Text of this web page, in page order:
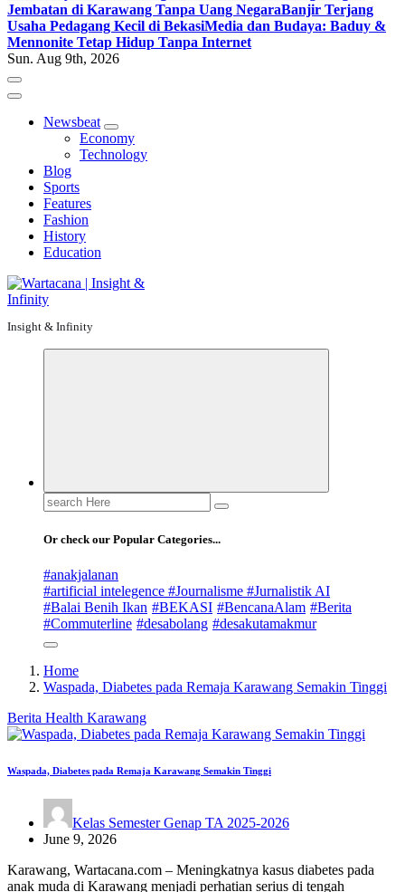
Jembatan di Karawang Tanpa Uang NegaraBanjir Terjang
Usaha Pedagang Kecil di BekasiMedia dan Budaya: Baduy &
Mennonite Tetap Hidup Tanpa Internet
Sun. Aug 9th, 2026
Newsbeat
Economy
Technology
Blog
Sports
Features
Fashion
History
Education
Insight & Infinity
Search
for:
Or check our Popular Categories...
#anakjalanan
#artificial intelegence #Journalisme #Jurnalistik AI
#Balai Benih Ikan #BEKASI #BencanaAlam #Berita
#Commuterline #desabolang #desakutamakmur
Home
Waspada, Diabetes pada Remaja Karawang Semakin Tinggi
Berita Health Karawang
Waspada, Diabetes pada Remaja Karawang Semakin Tinggi
Kelas Semester Genap TA 2025-2026
June 9, 2026
Karawang, Wartacana.com – Meningkatnya kasus diabetes pada
anak muda di Karawang menjadi perhatian serius di tengah